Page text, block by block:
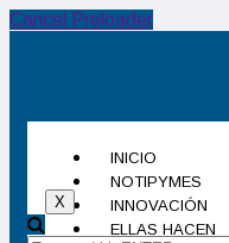
Cancel Preloader
INICIO
NOTIPYMES
INNOVACIÓN
ELLAS HACEN
X